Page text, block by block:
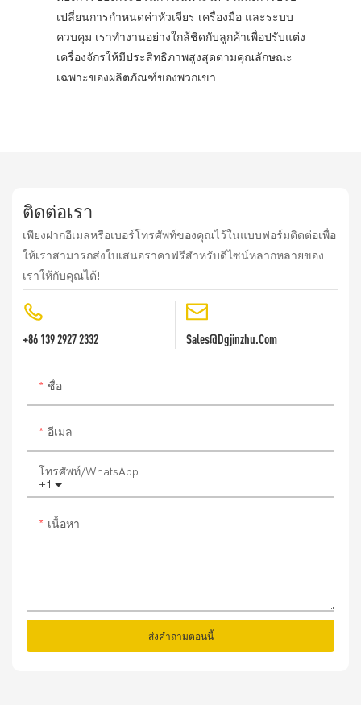
เปลี่ยนการกำหนดค่าหัวเจียร เครื่องมือ และระบบ
ควบคุม เราทำงานอย่างใกล้ชิดกับลูกค้าเพื่อปรับแต่ง
เครื่องจักรให้มีประสิทธิภาพสูงสุดตามคุณลักษณะ
เฉพาะของผลิตภัณฑ์ของพวกเขา
ติดต่อเรา
เพียงฝากอีเมลหรือเบอร์โทรศัพท์ของคุณไว้ในแบบฟอร์มติดต่อเพื่อ
ให้เราสามารถส่งใบเสนอราคาฟรีสำหรับดีไซน์หลากหลายของ
เราให้กับคุณได้!
+86 139 2927 2332 Sales@dgjinzhu.com
ชื่อ
อีเมล
+1
โทรศัพท์/WhatsApp
เนื้อหา
ส่งคำถามตอนนี้